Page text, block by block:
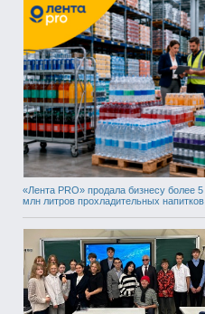
«Лента PRO» продала бизнесу более 5
млн литров прохладительных напитков